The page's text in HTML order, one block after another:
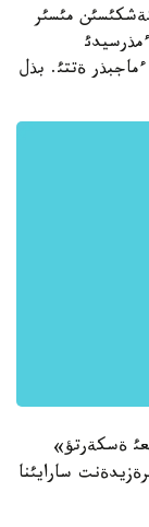
كةشكئسئن مئسئر
ةتتئ. بذل
ةسكةرتؤ»
اداممةن پرةزيدةنت سارايئنا